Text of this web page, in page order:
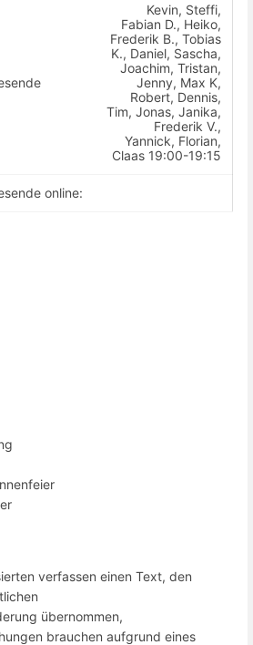
Kevin, Steffi,
Fabian D., Heiko,
Frederik B., Tobias
K., Daniel, Sascha,
Joachim, Tristan,
Jenny, Max K,
Robert, Dennis,
Tim, Jonas, Janika,
Frederik V.,
Yannick, Florian,
Claas 19:00-19:15
online:
verfassen einen Text, den
übernommen,
brauchen aufgrund eines